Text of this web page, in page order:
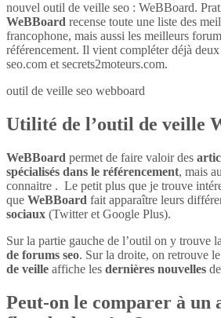
nouvel outil de veille seo : WeBBoard.
WeBBoard recense toute une liste des
francophone, mais aussi les meilleurs
référencement. Il vient compléter déjà
seo.com et secrets2moteurs.com.
outil de veille seo webboard
Utilité de l’outil de veille
WeBBoard permet de faire valoir des
spécialisés dans le référencement, mais
connaitre . Le petit plus que je trouve
que WeBBoard fait apparaître leurs
sociaux (Twitter et Google Plus).
Sur la partie gauche de l’outil on y trouve la
de forums seo. Sur la droite, on retrouve
de veille affiche les dernières nouvelles de
Peut-on le comparer à un